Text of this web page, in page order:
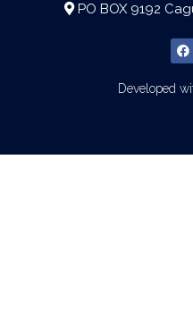
PO BOX 9192
Developed